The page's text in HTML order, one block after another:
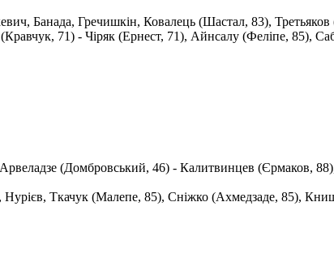
Банада, Гречишкін, Ковалець (Шастал, 83),
71) - Чіряк (Ернест, 71), Айнсалу (Феліпе, 85),
(Домбровський, 46) - Калитвинцев (Єрмаков,
Ткачук (Малепе, 85), Сніжко (Ахмедзаде, 85),